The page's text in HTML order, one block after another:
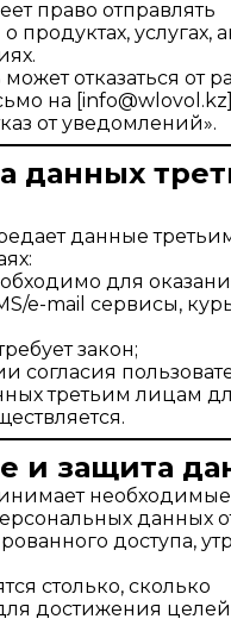
право отправлять
продуктах, услугах,
отказаться от
на
от уведомлений».
данных
данные
для
e-mail сервисы,
закон;
согласия
третьим лицам
и защита
данных
доступа,
столько, сколько
достижения целей